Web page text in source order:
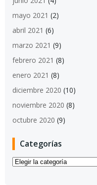
mayo 2021 (2)
abril 2021 (6)
marzo 2021 (9)
febrero 2021 (8)
enero 2021 (8)
diciembre 2020 (10)
noviembre 2020 (8)
octubre 2020 (9)
Categorías
Categorías